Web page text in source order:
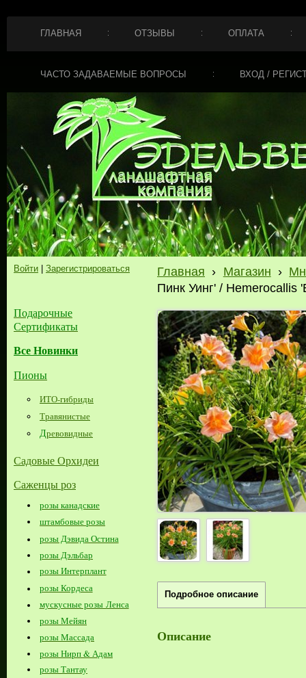
ГЛАВНАЯ ОТЗЫВЫ ОПЛАТА
ЧАСТО ЗАДАВАЕМЫЕ ВОПРОСЫ ВХОД /
Войти Зарегистрироваться
Подарочные
Сертификаты
Все Новинки
Пионы
ИТО-гибриды
Травянистые
Древовидные
Садовые Орхидеи
Саженцы роз
розы канадские
штамбовые розы
розы Дэвида Остина
розы Дэльбар
розы Интерплант
розы Кордеса
мускусные розы Ленса
розы Мейян
розы Массада
розы Нирп & Адам
розы Тантау
Главная › Магазин ›
Пинк Уинг' / Hemerocallis
Подробное описание
Описание